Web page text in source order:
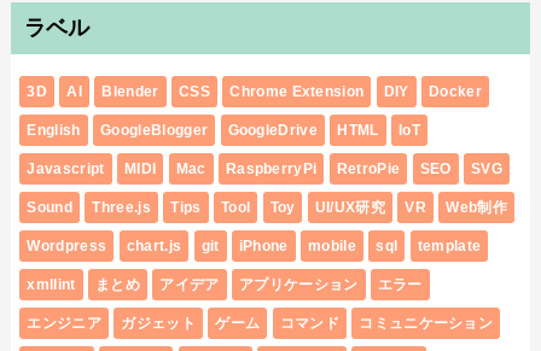
ラベル
3D AI Blender CSS Chrome Extension DIY Docker
English GoogleBlogger GoogleDrive HTML IoT
Javascript MIDI Mac RaspberryPi RetroPie SEO SVG
Sound Three.js Tips Tool Toy UI/UX研究 VR Web制作
Wordpress chart.js git iPhone mobile sql template
xmllint まとめ アイデア アプリケーション エラー
エンジニア ガジェット ゲーム コマンド コミュニケーション